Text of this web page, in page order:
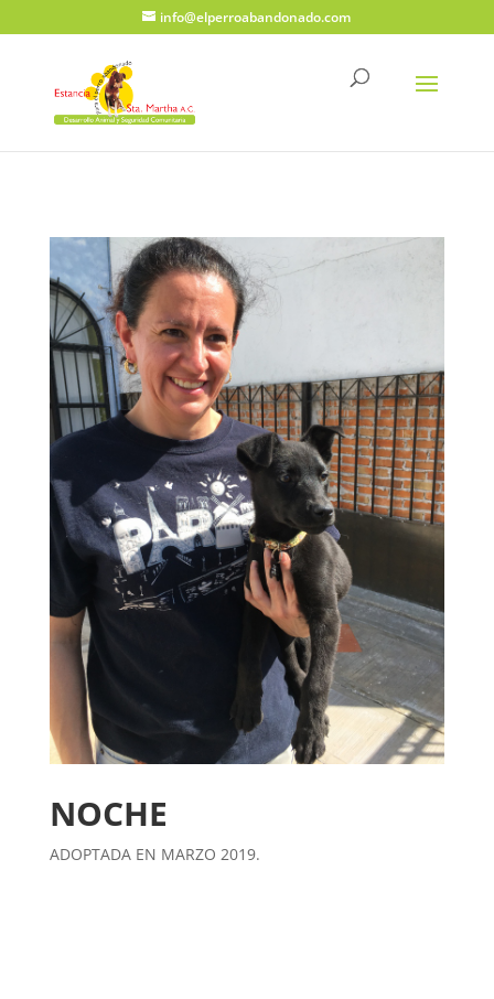
info@elperroabandonado.com
NOCHE
ADOPTADA EN MARZO 2019.